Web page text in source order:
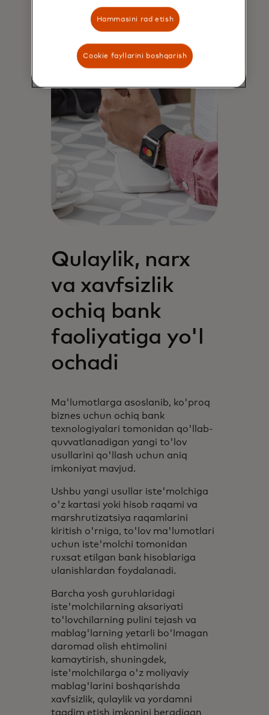
tafovut borligini ko'rsatadi.
Qulaylik, narx
va xavfsizlik
ochiq bank
faoliyatiga yo'l
ochadi
Ma'lumotlarga asoslanib, ko'proq
biznes uchun ochiq bank
texnologiyalari tomonidan qo'llab-
quvvatlanadigan yangi to'lov
usullarini qo'llash uchun aniq
imkoniyat mavjud.
Ushbu yangi usullar iste'molchiga
o'z kartasi yoki hisob raqami va
marshrutizatsiya raqamlarini
kiritish o'rniga, to'lov ma'lumotlari
uchun iste'molchi tomonidan
ruxsat etilgan bank hisoblariga
ulanishlardan foydalanadi.
Barcha yosh guruhlaridagi
iste'molchilarning aksariyati
to'lovchilarning pulini tejash va
mablag'larning yetarli bo'lmagan
daromad olish ehtimolini
kamaytirish, shuningdek,
iste'molchilarga o'z moliyaviy
mablag'larini boshqarishda
xavfsizlik, qulaylik va yordamni
taqdim etish imkonini beradigan
Hammasini rad etish
Cookie fayllarini boshqarish